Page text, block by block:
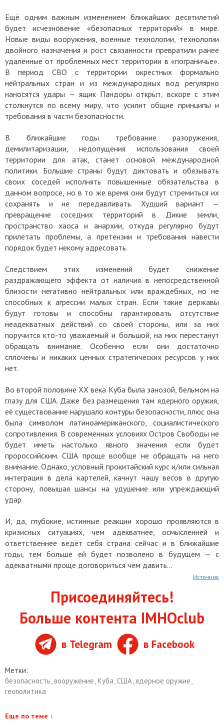
Ещё одним важным изменением ближайших десятилетий
будет исчезновение «безопасных территорий» в мире.
Новые виды вооружения, военные технологии, технологии
двойного назначения и рост связанности превратили ранее
удалённые от проблемных мест территории в «пограничье».
В период СВО с территории окрестных формально
нейтральных стран и из международных вод регулярно
наносятся удары — ящик Пандоры открыт, вскоре с этим
столкнутся по всему миру, что усилит общие принципы и
требования в части безопасности.
В ближайшие годы требование разоружения,
демилитаризации, недопущения использования своей
территории для атак, станет основой международной
политики. Большие страны будут диктовать и обязывать
своих соседей исполнять повышенные обязательства в
данном вопросе, но в то же время они будут стремиться их
сохранять и не передавливать. Худший вариант —
превращение соседних территорий в Дикие земли,
пространство хаоса и анархии, откуда регулярно будут
прилетать проблемы, а претензии и требования навести
порядок будет некому адресовать.
Следствием этих изменений будет снижение
раздражающего эффекта от наличия в непосредственной
близости негативно нейтральных или враждебных, но не
способных к агрессии малых стран. Если такие державы
будут готовы и способны гарантировать отсутствие
неадекватных действий со своей стороны, или за них
поручится кто-то уважаемый и большой, на них перестанут
обращать внимание. Особенно если они достаточно
сплочены и никаких ценных стратегических ресурсов у них
нет.
Во второй половине XX века Куба была занозой, бельмом на
глазу для США. Даже без размещения там ядерного оружия,
её существование нарушало контуры безопасности, плюс она
была символом латиноамериканского, социалистического
сопротивления. В современных условиях Остров Свободы не
будет иметь настолько явного значения если будет
пророссийским. США проще вообще не обращать на него
внимание. Однако, условный прокитайский курс и/или сильная
интеграция в дела картелей, качнут чашу весов в другую
сторону, повышая шансы на удушение или упреждающий
удар.
И, да, глубокие, истинные реакции хорошо проявляются в
кризисных ситуациях, чем адекватнее, осмысленней и
ответственнее ведёт себя страна сейчас и в ближайшие
годы, тем больше ей будет позволено в будущем — с
адекватными проще договориться чем давить…
Источник
Присоединяйтесь!
Больше контента IMHOclub
в Telegram в Facebook
Метки:
безопасность,вооружение,Куба,США,ядерное оружие,
геополитика
Еще по теме ↓